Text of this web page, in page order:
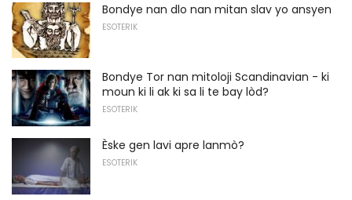
Bondye nan dlo nan mitan slav yo ansyen
ESOTERIK
Bondye Tor nan mitoloji Scandinavian - ki
moun ki li ak ki sa li te bay lòd?
ESOTERIK
Èske gen lavi apre lanmò?
ESOTERIK